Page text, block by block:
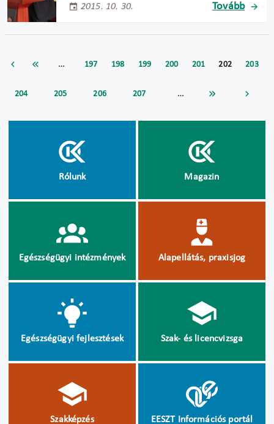
2015. 10. 30. Tovább
… 197 198 199 200 201 202 203
204 205 206 207 …
Rólunk Magazin
Egészségügyi intézmények Alapellátás, praxisjog
Egészségügyi fejlesztések Szak- és licencvizsga
Szakképzés EESZT Információs portál